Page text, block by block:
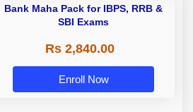
Bank Maha Pack for IBPS, RRB &
SBI Exams
Rs 2,840.00
Enroll Now